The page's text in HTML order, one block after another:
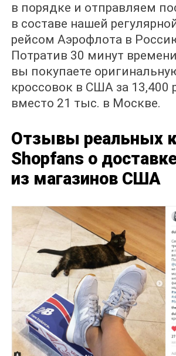
в порядке и отправляем
в составе нашей
рейсом Аэрофлота в
Потратив 30 минут времени
вы покупаете
кроссовок в США за 13,400
вместо 21 тыс. в Москве.
Отзывы реальных
Shopfans о
из магазинов США